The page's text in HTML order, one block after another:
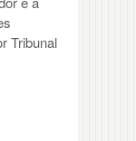
Tribunal